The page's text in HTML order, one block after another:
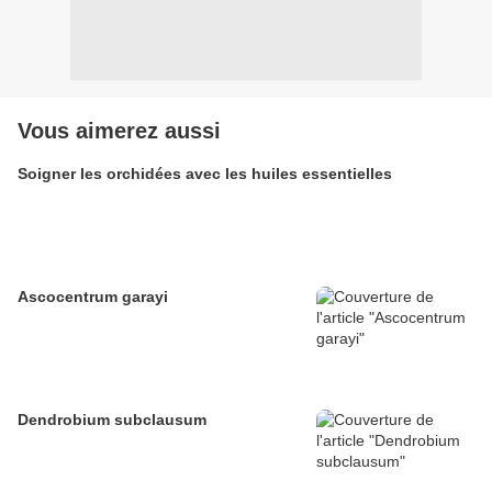
Vous aimerez aussi
Soigner les orchidées avec les huiles essentielles
Ascocentrum garayi
Dendrobium subclausum